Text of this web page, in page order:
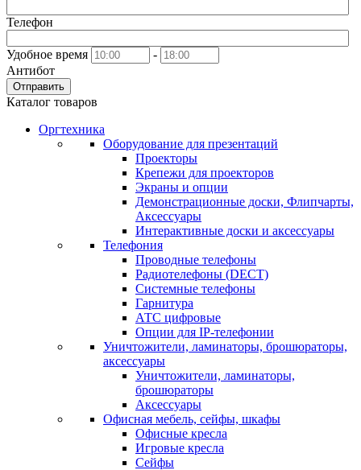
Телефон
Удобное время
-
Антибот
Отправить
Каталог товаров
Оргтехника
Оборудование для презентаций
Проекторы
Крепежи для проекторов
Экраны и опции
Демонстрационные доски, Флипчарты,
Аксессуары
Интерактивные доски и аксессуары
Телефония
Проводные телефоны
Радиотелефоны (DECT)
Системные телефоны
Гарнитура
АТС цифровые
Опции для IP-телефонии
Уничтожители, ламинаторы, брошюраторы,
аксессуары
Уничтожители, ламинаторы,
брошюраторы
Аксессуары
Офисная мебель, сейфы, шкафы
Офисные кресла
Игровые кресла
Сейфы